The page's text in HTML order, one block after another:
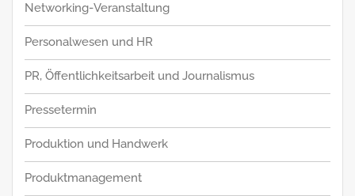
Networking-Veranstaltung
Personalwesen und HR
PR, Öffentlichkeitsarbeit und Journalismus
Pressetermin
Produktion und Handwerk
Produktmanagement